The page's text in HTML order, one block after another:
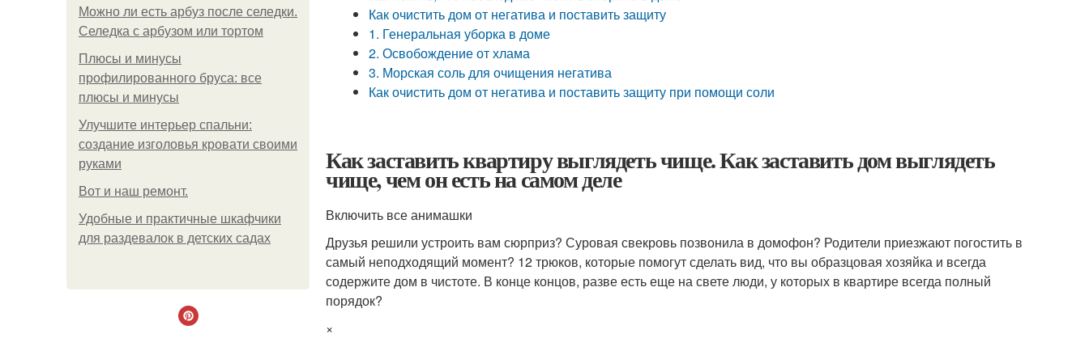
Можно ли есть арбуз после селедки.
Селедка с арбузом или тортом
Плюсы и минусы
профилированного бруса: все
плюсы и минусы
Улучшите интерьер спальни:
создание изголовья кровати своими
руками
Boт и наш ремoнт.
Удобные и практичные шкафчики
для раздевалок в детских садах
Как очистить дом от негатива и поставить защиту
1. Генеральная уборка в доме
2. Освобождение от хлама
3. Морская соль для очищения негатива
Как очистить дом от негатива и поставить защиту при помощи соли
Как заставить квартиру выглядеть чище. Как заставить дом выглядеть
чище, чем он есть на самом деле
Включить все анимашки
Друзья решили устроить вам сюрприз? Суровая свекровь позвонила в домофон? Родители приезжают погостить в
самый неподходящий момент? ​12 трюков, которые помогут сделать вид, что вы образцовая хозяйка и всегда
содержите дом в чистоте. В конце концов, разве есть еще на свете люди, у которых в квартире всегда полный
порядок?
×